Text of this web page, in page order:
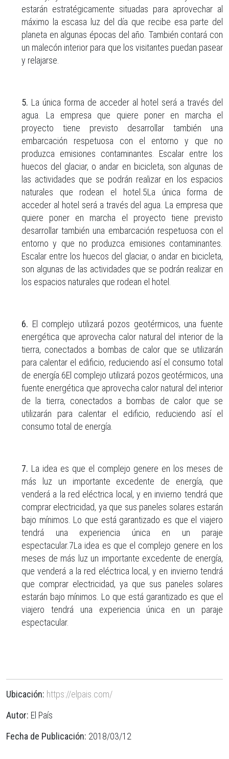
estarán estratégicamente situadas para aprovechar al
máximo la escasa luz del día que recibe esa parte del
planeta en algunas épocas del año. También contará con
un malecón interior para que los visitantes puedan pasear
y relajarse.
5. La única forma de acceder al hotel será a través del
agua. La empresa que quiere poner en marcha el
proyecto tiene previsto desarrollar también una
embarcación respetuosa con el entorno y que no
produzca emisiones contaminantes. Escalar entre los
huecos del glaciar, o andar en bicicleta, son algunas de
las actividades que se podrán realizar en los espacios
naturales que rodean el hotel.5La única forma de
acceder al hotel será a través del agua. La empresa que
quiere poner en marcha el proyecto tiene previsto
desarrollar también una embarcación respetuosa con el
entorno y que no produzca emisiones contaminantes.
Escalar entre los huecos del glaciar, o andar en bicicleta,
son algunas de las actividades que se podrán realizar en
los espacios naturales que rodean el hotel.
6. El complejo utilizará pozos geotérmicos, una fuente
energética que aprovecha calor natural del interior de la
tierra, conectados a bombas de calor que se utilizarán
para calentar el edificio, reduciendo así el consumo total
de energía.6El complejo utilizará pozos geotérmicos, una
fuente energética que aprovecha calor natural del interior
de la tierra, conectados a bombas de calor que se
utilizarán para calentar el edificio, reduciendo así el
consumo total de energía.
7. La idea es que el complejo genere en los meses de
más luz un importante excedente de energía, que
venderá a la red eléctrica local, y en invierno tendrá que
comprar electricidad, ya que sus paneles solares estarán
bajo mínimos. Lo que está garantizado es que el viajero
tendrá una experiencia única en un paraje
espectacular.7La idea es que el complejo genere en los
meses de más luz un importante excedente de energía,
que venderá a la red eléctrica local, y en invierno tendrá
que comprar electricidad, ya que sus paneles solares
estarán bajo mínimos. Lo que está garantizado es que el
viajero tendrá una experiencia única en un paraje
espectacular.
Ubicación: https://elpais.com/
Autor: El País
Fecha de Publicación: 2018/03/12